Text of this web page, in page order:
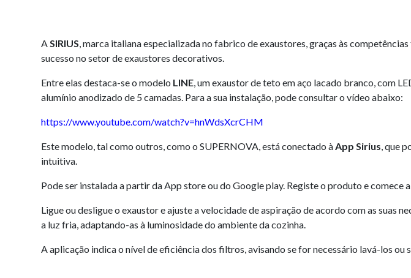
ASIRIUS, marca italiana especializada no fabrico de exaustores, graças às
sucesso no setor de exaustores decorativos.
Entre elas destaca-se o modelo LINE, um exaustor de teto em aço lacado branco, com
alumínio anodizado de 5 camadas. Para a sua instalação, pode consultar o vídeo abaixo:
https://www.youtube.com/watch?v=hnWdsXcrCHM
Este modelo, tal como outros, como o SUPERNOVA, está conectado àApp Sirius, que
intuitiva.
Pode ser instalada a partir da App store ou do Google play. Registe o produto e comece a
Ligue ou desligue o exaustor e ajuste a velocidade de aspiração de acordo com as suas
a luz fria, adaptando-as à luminosidade do ambiente da cozinha.
A aplicação indica o nível de eficiência dos filtros, avisando se for necessário lavá-los ou